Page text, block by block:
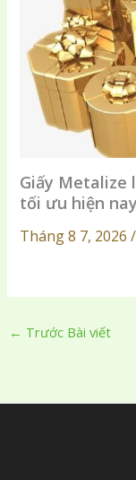
Giấy Metalize
tối ưu hiện nay
Tháng 8 7, 2026
← Trước Bài viết